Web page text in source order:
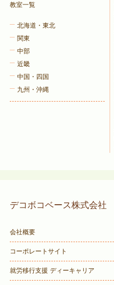
教室一覧
北海道・東北
関東
中部
近畿
中国・四国
九州・沖縄
デコボコベース株式会社
会社概要
コーポレートサイト
就労移行支援 ディーキャリア